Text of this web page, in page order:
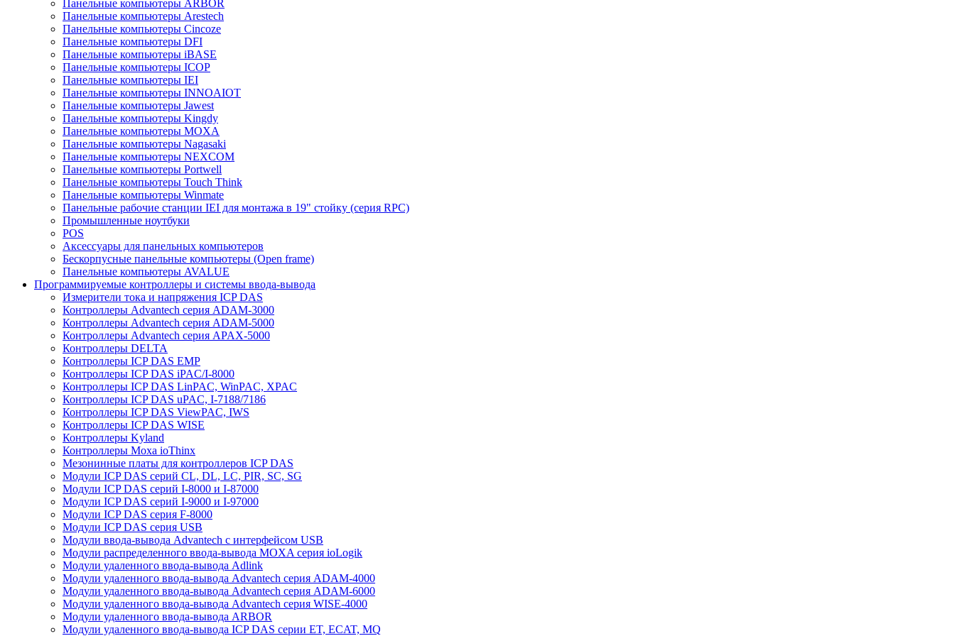
Панельные компьютеры ARBOR
Панельные компьютеры Arestech
Панельные компьютеры Cincoze
Панельные компьютеры DFI
Панельные компьютеры iBASE
Панельные компьютеры ICOP
Панельные компьютеры IEI
Панельные компьютеры INNOAIOT
Панельные компьютеры Jawest
Панельные компьютеры Kingdy
Панельные компьютеры MOXA
Панельные компьютеры Nagasaki
Панельные компьютеры NEXCOM
Панельные компьютеры Portwell
Панельные компьютеры Touch Think
Панельные компьютеры Winmate
Панельные рабочие станции IEI для монтажа в 19" стойку (серия RPC)
Промышленные ноутбуки
POS
Аксессуары для панельных компьютеров
Бескорпусные панельные компьютеры (Open frame)
Панельные компьютеры AVALUE
Программируемые контроллеры и системы ввода-вывода
Измерители тока и напряжения ICP DAS
Контроллеры Advantech серия ADAM-3000
Контроллеры Advantech серия ADAM-5000
Контроллеры Advantech серия APAX-5000
Контроллеры DELTA
Контроллеры ICP DAS EMP
Контроллеры ICP DAS iPAC/I-8000
Контроллеры ICP DAS LinPAC, WinPAC, XPAC
Контроллеры ICP DAS uPAC, I-7188/7186
Контроллеры ICP DAS ViewPAC, IWS
Контроллеры ICP DAS WISE
Контроллеры Kyland
Контроллеры Moxa ioThinx
Мезонинные платы для контроллеров ICP DAS
Модули ICP DAS серий CL, DL, LC, PIR, SC, SG
Модули ICP DAS серий I-8000 и I-87000
Модули ICP DAS серий I-9000 и I-97000
Модули ICP DAS серия F-8000
Модули ICP DAS серия USB
Модули ввода-вывода Advantech с интерфейсом USB
Модули распределенного ввода-вывода MOXA серия ioLogik
Модули удаленного ввода-вывода Adlink
Модули удаленного ввода-вывода Advantech серия ADAM-4000
Модули удаленного ввода-вывода Advantech серия ADAM-6000
Модули удаленного ввода-вывода Advantech серия WISE-4000
Модули удаленного ввода-вывода ARBOR
Модули удаленного ввода-вывода ICP DAS серии ET, ECAT, MQ